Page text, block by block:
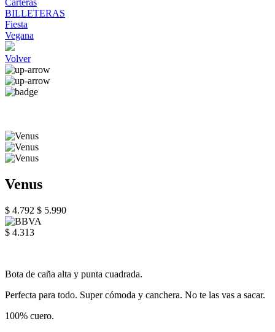
Carteras
BILLETERAS
Fiesta
Vegana
Volver
Venus
$ 4.792 $ 5.990
$ 4.313
Bota de caña alta y punta cuadrada.
Perfecta para todo. Super cómoda y canchera. No te las vas a sacar.
100% cuero.